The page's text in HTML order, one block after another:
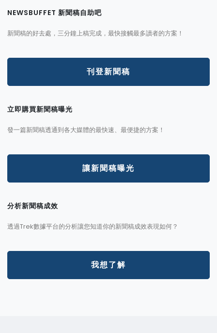
NEWSBUFFET 新聞稿自助吧
新聞稿的好去處，三分鐘上稿完成，最快接觸最多讀者的方案！
刊登新聞稿
立即購買新聞稿曝光
發一篇新聞稿透通到各大媒體的最快速、最便捷的方案！
讓新聞稿曝光
分析新聞稿成效
透過Trek數據平台的分析讓您知道你的新聞稿成效表現如何？
我想了解